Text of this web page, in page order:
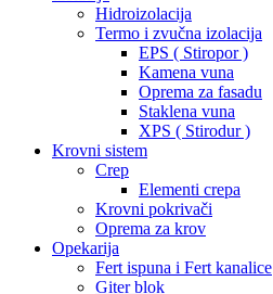
Hidroizolacija
Termo i zvučna izolacija
EPS ( Stiropor )
Kamena vuna
Oprema za fasadu
Staklena vuna
XPS ( Stirodur )
Krovni sistem
Crep
Elementi crepa
Krovni pokrivači
Oprema za krov
Opekarija
Fert ispuna i Fert kanalice
Giter blok